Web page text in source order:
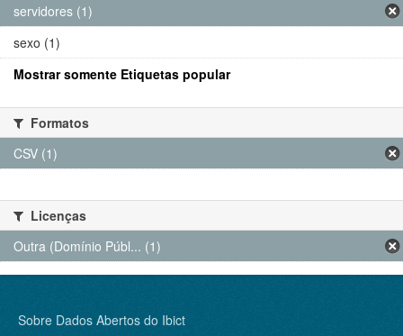
servidores (1)
sexo (1)
Mostrar somente Etiquetas popular
Formatos
CSV (1)
Licenças
Outra (Domínio Públ... (1)
Sobre Dados Abertos do Ibict